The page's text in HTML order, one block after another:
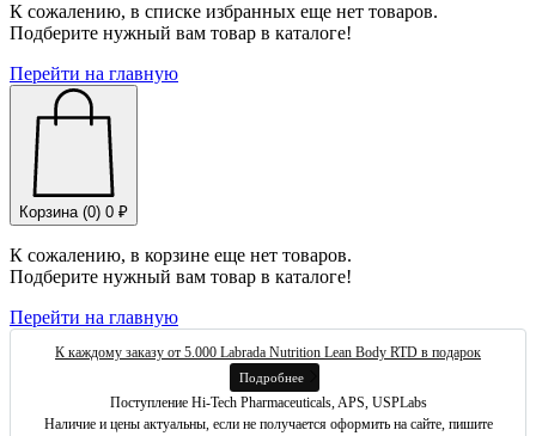
К сожалению, в списке избранных еще нет товаров.
Подберите нужный вам товар в каталоге!
Перейти на главную
Корзина (0) 0 ₽
К сожалению, в корзине еще нет товаров.
Подберите нужный вам товар в каталоге!
Перейти на главную
К каждому заказу от 5.000 Labrada Nutrition Lean Body RTD в подарок
Подробнее
Поступление Hi-Tech Pharmaceuticals, APS, USPLabs
Наличие и цены актуальны, если не получается оформить на сайте, пишите